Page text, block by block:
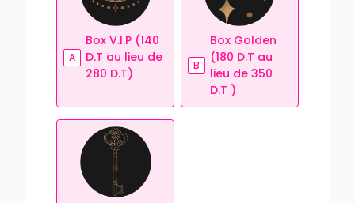
A
Box V.I.P (140
D.T au lieu de
280 D.T)
B
Box Golden
(180 D.T au
lieu de 350
D.T )